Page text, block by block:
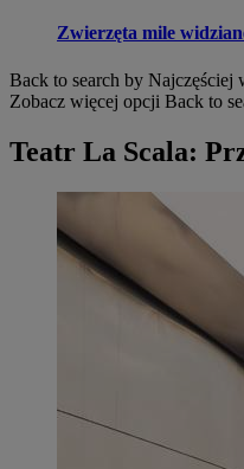
Zwierzęta mile
Back to search by Najczęściej
Zobacz więcej opcji Back to
Teatr La Scala: